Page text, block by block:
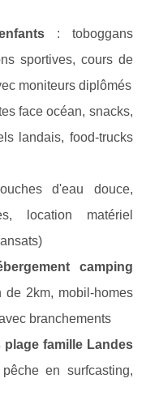
: toboggans
sportives, cours de
moniteurs diplômés
face océan, snacks,
landais, food-trucks
d'eau douce,
location matériel
camping
2km, mobil-homes
branchements
plage famille Landes
en surfcasting,